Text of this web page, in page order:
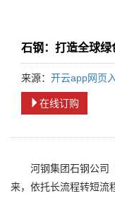
石钢：打造全球
来源： 开云app网页
在线订购
河钢集团石钢公司（
来，依托长流程转短流